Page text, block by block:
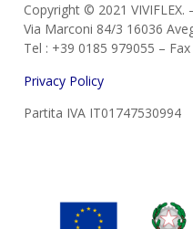
Copyright © 2021
Via Marconi 84/3 16036
Tel : +39 0185 979055 –
Privacy Policy
Partita IVA IT01747530994